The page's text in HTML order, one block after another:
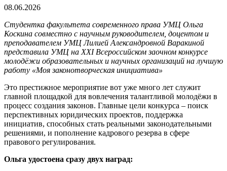
08.06.2026
Студентка факультета современного права УМЦ Ольга
Коскина совместно с научным руководителем, доцентом и
преподавателем УМЦ Лилией Александровной Варакиной
представила УМЦ на XXI Всероссийском заочном конкурсе
молодёжи образовательных и научных организаций на лучшую
работу «Моя законотворческая инициатива»
Это престижное мероприятие вот уже много лет служит
главной площадкой для вовлечения талантливой молодёжи в
процесс создания законов. Главные цели конкурса – поиск
перспективных юридических проектов, поддержка
инициатив, способных стать реальными законодательными
решениями, и пополнение кадрового резерва в сфере
правового регулирования.
Ольга удостоена сразу двух наград: